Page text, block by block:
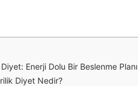
Enerji Dolu Bir Beslenme Planı
Diyet Nedir?